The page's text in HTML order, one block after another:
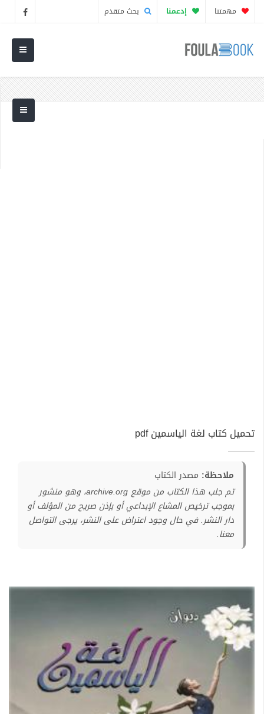
مهمتنا إدعمنا بحث متقدم
تحميل كتاب لغة الياسمين pdf
ملاحظة: مصدر الكتاب
تم جلب هذا الكتاب من موقع archive.org، وهو منشور
بموجب ترخيص المشاع الإبداعي أو بإذن صريح من المؤلف أو
دار النشر. في حال وجود اعتراض على النشر، يرجى التواصل
معنا.